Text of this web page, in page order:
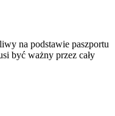
na podstawie paszportu
być ważny przez cały